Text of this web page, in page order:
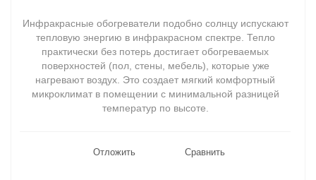
Инфракрасные обогреватели подобно солнцу испускают
тепловую энергию в инфракрасном спектре. Тепло
практически без потерь достигает обогреваемых
поверхностей (пол, стены, мебель), которые уже
нагревают воздух. Это создает мягкий комфортный
микроклимат в помещении с минимальной разницей
температур по высоте.
Отложить Сравнить